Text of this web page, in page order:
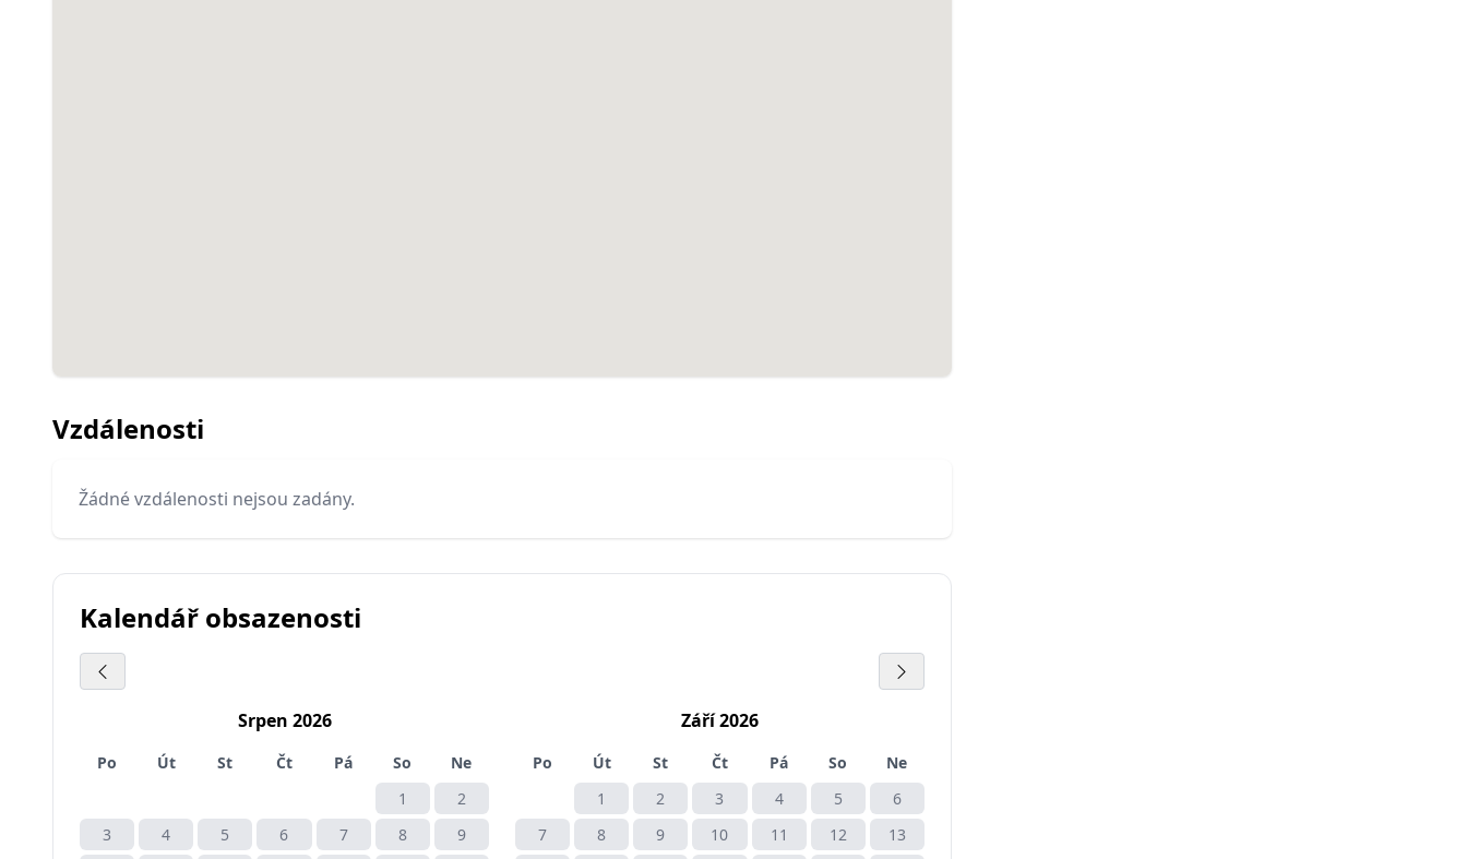
Vzdálenosti
Žádné vzdálenosti nejsou zadány.
Kalendář obsazenosti
Srpen 2026
Po Út St Čt Pá So
Ne
1
2
3
4 5 6 7 8
9
Září 2026
Po Út St Čt Pá So
Ne
1
2 3 4 5
6
7
8 9 10 11 12
13